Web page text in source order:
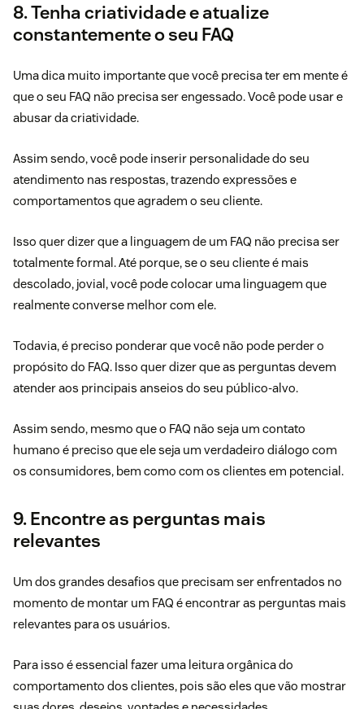
8. Tenha criatividade e atualize
constantemente o seu FAQ
Uma dica muito importante que você precisa ter em mente é
que o seu FAQ não precisa ser engessado. Você pode usar e
abusar da criatividade.
Assim sendo, você pode inserir personalidade do seu
atendimento nas respostas, trazendo expressões e
comportamentos que agradem o seu cliente.
Isso quer dizer que a linguagem de um FAQ não precisa ser
totalmente formal. Até porque, se o seu cliente é mais
descolado, jovial, você pode colocar uma linguagem que
realmente converse melhor com ele.
Todavia, é preciso ponderar que você não pode perder o
propósito do FAQ. Isso quer dizer que as perguntas devem
atender aos principais anseios do seu público-alvo.
Assim sendo, mesmo que o FAQ não seja um contato
humano é preciso que ele seja um verdadeiro diálogo com
os consumidores, bem como com os clientes em potencial.
9. Encontre as perguntas mais
relevantes
Um dos grandes desafios que precisam ser enfrentados no
momento de montar um FAQ é encontrar as perguntas mais
relevantes para os usuários.
Para isso é essencial fazer uma leitura orgânica do
comportamento dos clientes, pois são eles que vão mostrar